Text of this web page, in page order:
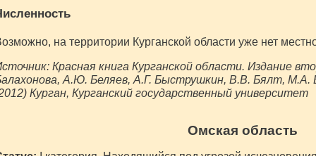
на территории Курганской области уже нет
Красная книга Курганской области. Издание
А.Ю. Беляев, А.Г. Быструшкин, В.В. Бялт, М.А.
Курган, Курганский государственный университет
Омская область